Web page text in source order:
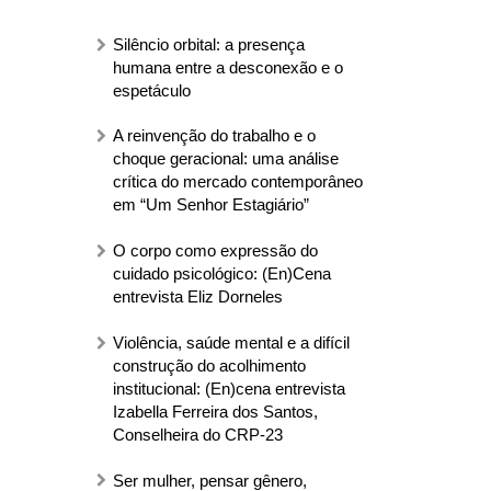
Silêncio orbital: a presença
humana entre a desconexão e o
espetáculo
A reinvenção do trabalho e o
choque geracional: uma análise
crítica do mercado contemporâneo
em “Um Senhor Estagiário”
O corpo como expressão do
cuidado psicológico: (En)Cena
entrevista Eliz Dorneles
Violência, saúde mental e a difícil
construção do acolhimento
institucional: (En)cena entrevista
Izabella Ferreira dos Santos,
Conselheira do CRP-23
Ser mulher, pensar gênero,